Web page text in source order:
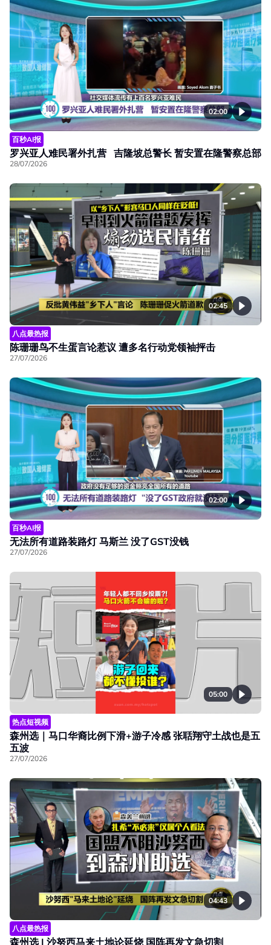
02:00
百秒AI报
罗兴亚人难民署外扎营 吉隆坡总警长 暂安置在隆警察总部
28/07/2026
02:45
八点最热报
陈珊珊鸟不生蛋言论惹议 遭多名行动党领袖抨击
27/07/2026
02:00
百秒AI报
无法所有道路装路灯 马斯兰 没了GST没钱
27/07/2026
05:00
热点短视频
森州选｜马口华裔比例下滑+游子冷感 张聒翔守土战也是五
五波
27/07/2026
04:43
八点最热报
森州选 | 沙努西马来土地论延烧 国阵再发文急切割